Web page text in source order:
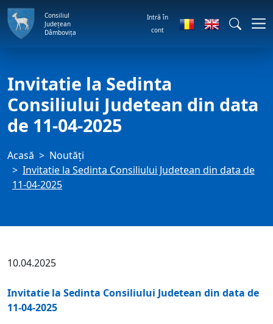
Consiliul
Județean
Dâmbovița
Intră în
cont
Invitatie la Sedinta
Consiliului Judetean din data
de 11-04-2025
Acasă
Noutăți
Invitatie la Sedinta Consiliului Judetean din data de
11-04-2025
10.04.2025
Invitatie la Sedinta Consiliului Judetean din data de
11-04-2025